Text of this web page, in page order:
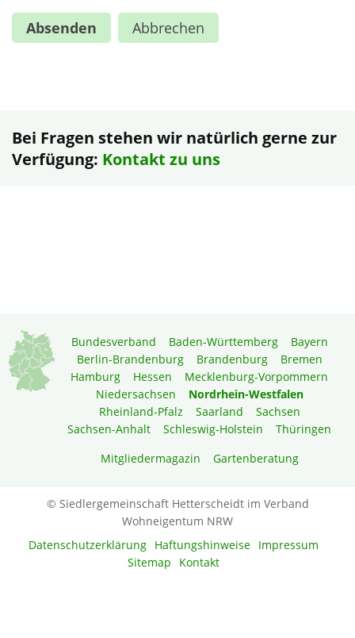
Bei Fragen stehen wir natürlich gerne zur
Verfügung: Kontakt zu uns
Bundesverband Baden-Württemberg
Bayern
Berlin-Brandenburg
Brandenburg
Bremen
Hamburg
Hessen
Mecklenburg-Vorpommern
Niedersachsen
Nordrhein-Westfalen
Rheinland-Pfalz
Saarland
Sachsen
Sachsen-Anhalt
Schleswig-Holstein
Thüringen
Mitgliedermagazin
Gartenberatung
© Siedlergemeinschaft Hetterscheidt im Verband
Wohneigentum NRW
Datenschutzerklärung Haftungshinweise Impressum
Sitemap
Kontakt